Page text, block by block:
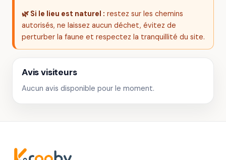
🌿 Si le lieu est naturel : restez sur les chemins
autorisés, ne laissez aucun déchet, évitez de
perturber la faune et respectez la tranquillité du site.
Avis visiteurs
Aucun avis disponible pour le moment.